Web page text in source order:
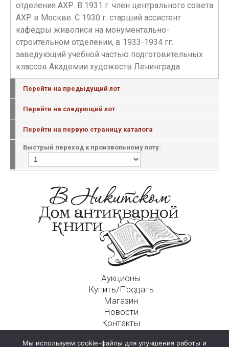
отделения АХР. В 1931 г. член центрального совета
АХР в Москве. С 1930 г. старший ассистент
кафедры живописи на монументально-
строительном отделении, в 1933-1934 гг.
заведующий учебной частью подготовительных
классов Академии художеств Ленинграда
Перейти на предыдущий лот
Перейти на следующий лот
Перейти на первую страницу каталога
Быстрый переход к произвольному лоту:
Аукционы
Купить/Продать
Магазин
Новости
Контакты
Мы используем cookie-файлы для улучшения работы и